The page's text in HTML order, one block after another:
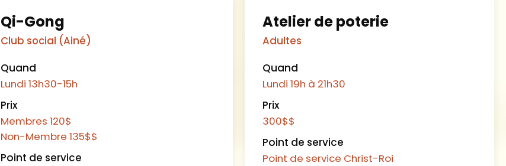
Qi-Gong
Club social (Ainé)
Quand
Lundi 13h30-15h
Prix
Membres 120$
Non-Membre 135$$
Point de service
Atelier de poterie
Adultes
Quand
Lundi 19h à 21h30
Prix
300$$
Point de service
Point de service Christ-Roi